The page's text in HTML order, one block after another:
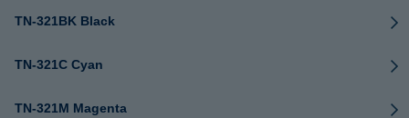
TN-321BK Black
TN-321C Cyan
TN-321M Magenta